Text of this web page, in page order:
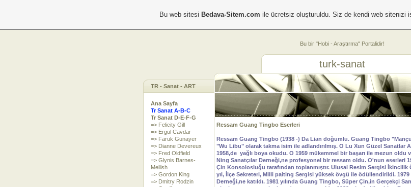
Bu bir "Hobi - Araştırma" Portalidir!
TR - Sanat - ART
Ana Sayfa
Tr Sanat A-B-C
Tr Sanat D-E-F-G
=> Felicity Gill
=> Ergul Cavdar
=> Faruk Gunayer
=> Dianne Devereux
=> Fred Oldfield
=> Glynis Barnes-
Mellish
=> Gordon King
=> Dmitry Rodzin
turk-sanat
Ressam Guang Tingbo Eserleri
Ressam Guang Tingbo (1938 -) Da Lian doğumlu. Guang Tingbo
"Wu Libu" olarak takma isim ile adlandırılmış. O Lu Xun Güzel Sanatlar
1958,de yağlı boya okudu. O 1959 mükemmel bir başarı ile mezun oldu
Ning Sanatçılar Derneği,ne profesyonel bir ressam oldu. O'nun eserleri
Çin Konsolosluğu tarafından toplanmıştır. Ulusal Resim Sergisi İkincilik
yıl, İlçe Sekreteri, Milli paiting Sergisi yüksek övgü ile ödüllendirildi. 1979
Derneği,ne katıldı. 1981 yılında Guang Tingbo, Süper Çin,in Gerçekçi
Bu web sitesi Bedava-Sitem.com ile ücretsiz oluşturuldu. Siz de kendi web sitenizi